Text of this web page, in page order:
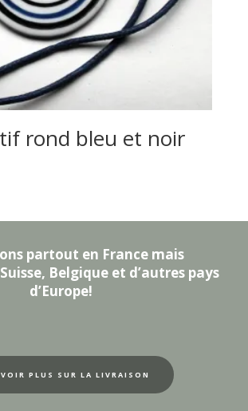
rond bleu et noir
partout en France mais
Belgique et d’autres pays
d’Europe!
PLUS SUR LA LIVRAISON